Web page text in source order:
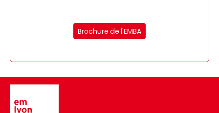
Brochure de l'EMBA